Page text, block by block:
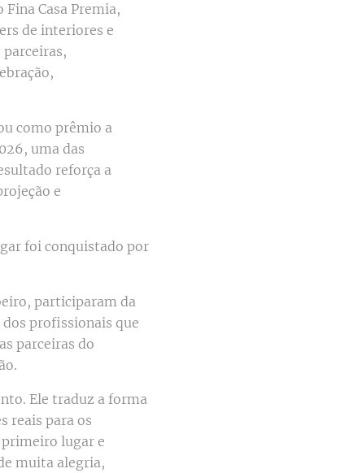
Casa Premia,
de interiores e
como prêmio a
uma das
reforça a
e
foi conquistado por
participaram da
profissionais que
parceiras do
Ele traduz a forma
reais para os
lugar e
muita alegria,